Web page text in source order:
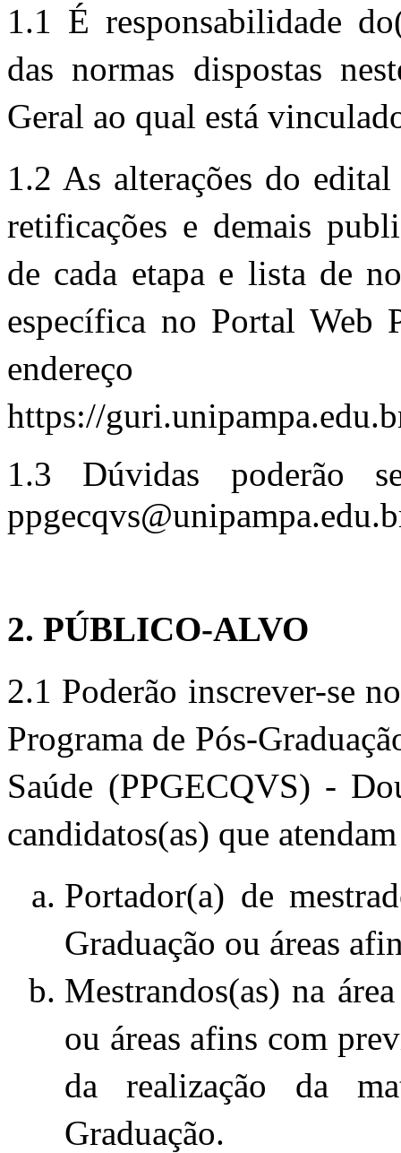
1.1 É responsabilidade
das normas dispostas
Geral ao qual está
1.2 As alterações do
retificações e demais
de cada etapa e lista de
específica no Portal Web
endereço
https://
1.3 Dúvidas poderão
2. PÚBLICO-ALVO
2.1 Poderão inscrever-se
Programa de Pós-
Saúde (PPGECQVS) -
candidatos(as) que
Portador(a) de
Graduação ou áreas
Mestrandos(as) na
ou áreas afins com
da realização da
Graduação.